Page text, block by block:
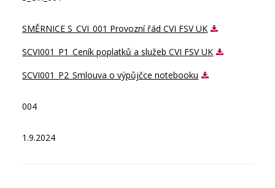
SMĚRNICE S_CVI_001 Provozní řád CVI FSV UK
SCVI001_P1_Ceník poplatků a služeb CVI FSV UK
SCVI001_P2_Smlouva o výpůjčce notebooku
004
1.9.2024